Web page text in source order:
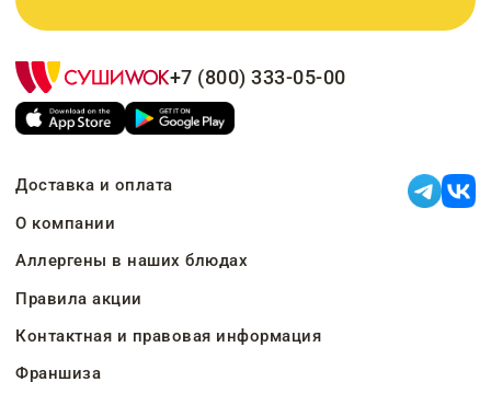
+7 (800) 333-05-00
Доставка и оплата
О компании
Аллергены в наших блюдах
Правила акции
Контактная и правовая информация
Франшиза